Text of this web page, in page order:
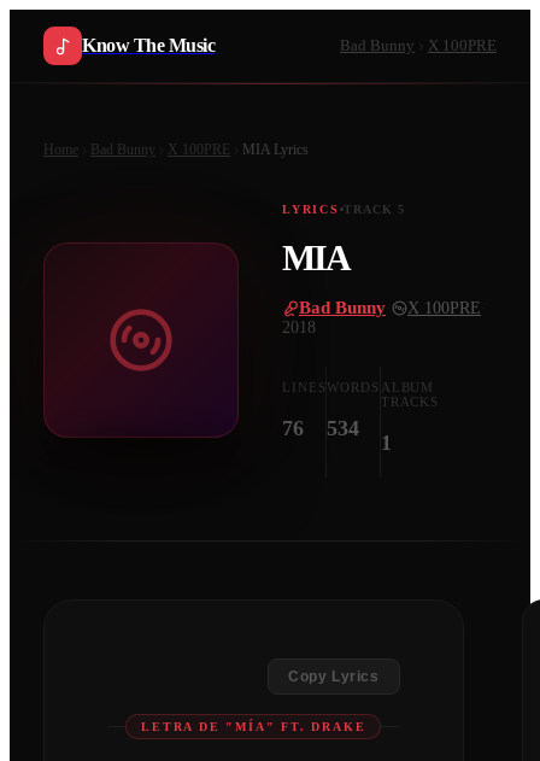
Know The Music Bad Bunny X 100PRE
Home Bad Bunny X 100PRE MIA Lyrics
LYRICS TRACK 5
MIA
Bad Bunny X 100PRE
2018
LINES
76
WORDS
534
ALBUM
TRACKS
1
Copy Lyrics
LETRA DE "MÍA" FT. DRAKE